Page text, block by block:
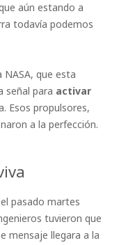
aún estando a
todavía podemos
NASA, que esta
señal para activar
Esos propulsores,
a la perfección.
pasado martes
tuvieron que
mensaje llegara a la